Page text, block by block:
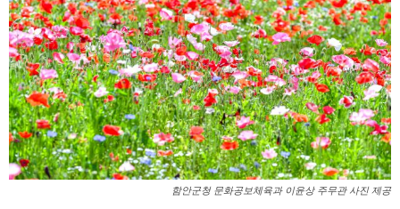
함안군청 문화공보체육과 이윤상 주무관 사진 제공